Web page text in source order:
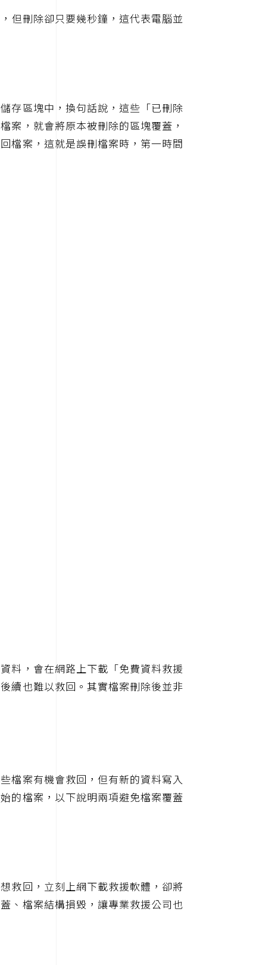
但刪除卻只要幾秒鐘，這代表電腦並
存區塊中，換句話說，這些「已刪除
案，就會將原本被刪除的區塊覆蓋，
檔案，這就是誤刪檔案時，第一時間
料，會在網路上下載「免費資料救援
續也難以救回。其實檔案刪除後並非
檔案有機會救回，但有新的資料寫入
的檔案，以下說明兩項避免檔案覆蓋
救回，立刻上網下載救援軟體，卻將
、檔案結構損毀，讓專業救援公司也